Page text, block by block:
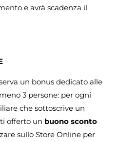
e avrà scadenza il
un bonus dedicato alle
3 persone: per ogni
che sottoscrive un
offerto un buono sconto
sullo Store Online per